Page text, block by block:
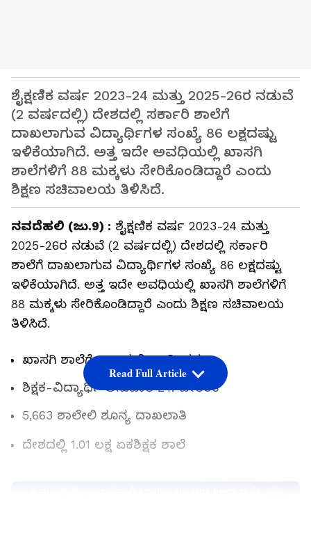
ಶೈಕ್ಷಣಿಕ ವರ್ಷ 2023-24 ಮತ್ತು 2025-26ರ ನಡುವೆ
(2 ವರ್ಷದಲ್ಲಿ) ದೇಶದಲ್ಲಿ ಸರ್ಕಾರಿ ಶಾಲೆಗೆ
ದಾಖಲಾಗುವ ವಿದ್ಯಾರ್ಥಿಗಳ ಸಂಖ್ಯೆ 86 ಲಕ್ಷದಷ್ಟು
ಇಳಿಕೆಯಾಗಿದೆ. ಅತ್ತ ಇದೇ ಅವಧಿಯಲ್ಲಿ ಖಾಸಗಿ
ಶಾಲೆಗಳಿಗೆ 88 ಮಕ್ಕಳು ಸೇರಿಕೊಂಡಿದ್ದಾರೆ ಎಂದು
ಶಿಕ್ಷಣ ಸಚಿವಾಲಯ ತಿಳಿಸಿದೆ.
ಖಾಸಗಿ ಶಾಲೆಗೆ 88 ಲಕ್ಷ ವಿದ್ಯಾರ್ಥಿಗಳು
ಶಿಕ್ಷಕ-ವಿದ್ಯಾರ್ಥಿ ಅನುಪಾತ 24: ಚೇತರಿಕೆ
5,663 ಶಾಲೇಲಿ ಶೂನ್ಯ ದಾಖಲಾತಿ
ದೇಶದಲ್ಲಿ 1.01 ಲಕ್ಷ ಏಕಶಿಕ್ಷಕ ಶಾಲೆ
ನವದೆಹಲಿ (ಜು.9) : ಶೈಕ್ಷಣಿಕ ವರ್ಷ 2023-24 ಮತ್ತು
2025-26ರ ನಡುವೆ (2 ವರ್ಷದಲ್ಲಿ) ದೇಶದಲ್ಲಿ ಸರ್ಕಾರಿ
ಶಾಲೆಗೆ ದಾಖಲಾಗುವ ವಿದ್ಯಾರ್ಥಿಗಳ ಸಂಖ್ಯೆ 86 ಲಕ್ಷದಷ್ಟು
ಇಳಿಕೆಯಾಗಿದೆ. ಅತ್ತ ಇದೇ ಅವಧಿಯಲ್ಲಿ ಖಾಸಗಿ ಶಾಲೆಗಳಿಗೆ
88 ಮಕ್ಕಳು ಸೇರಿಕೊಂಡಿದ್ದಾರೆ ಎಂದು ಶಿಕ್ಷಣ ಸಚಿವಾಲಯ
ತಿಳಿಸಿದೆ.
Read Full Article